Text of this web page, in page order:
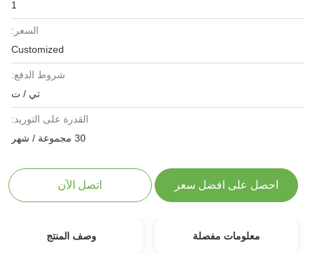
السعر:
Customized
شروط الدفع:
تي / ت
القدرة على التوريد:
30 مجموعة / شهر
احصل على افضل سعر اتصل الآن
معلومات مفصلة وصف المنتج